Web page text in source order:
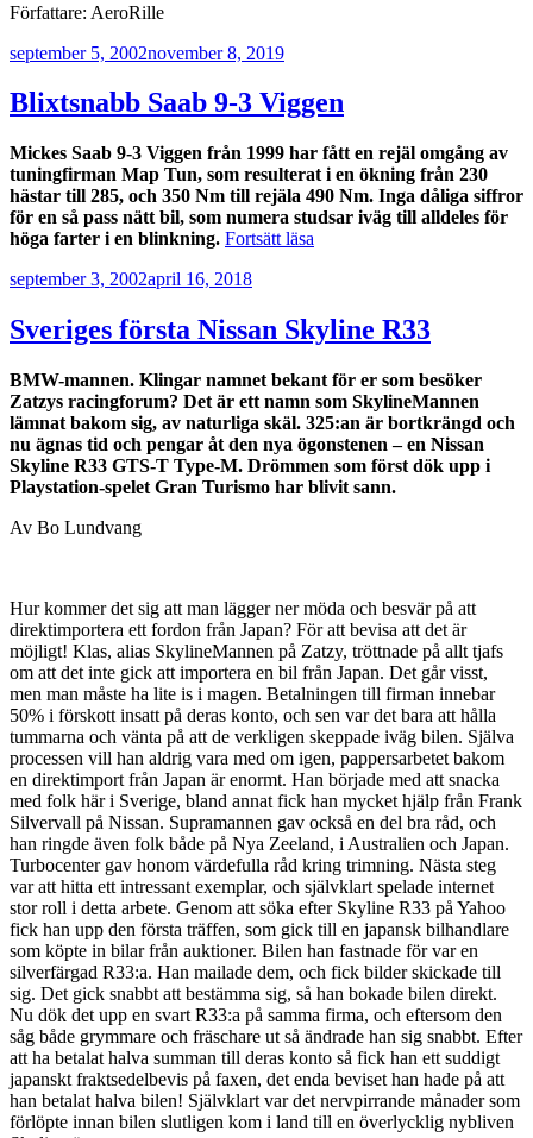
Författare: AeroRille
Publicerat
september 5, 2002november 8, 2019
Blixtsnabb Saab 9-3 Viggen
Mickes Saab 9-3 Viggen från 1999 har fått en rejäl omgång av
tuningfirman Map Tun, som resulterat i en ökning från 230
hästar till 285, och 350 Nm till rejäla 490 Nm. Inga dåliga siffror
för en så pass nätt bil, som numera studsar iväg till alldeles för
höga farter i en blinkning. Fortsätt läsa
Viggen”
Publicerat
september 3, 2002april 16, 2018
Sveriges första Nissan Skyline R33
BMW-mannen. Klingar namnet bekant för er som besöker
Zatzys racingforum? Det är ett namn som SkylineMannen
lämnat bakom sig, av naturliga skäl. 325:an är bortkrängd och
nu ägnas tid och pengar åt den nya ögonstenen – en Nissan
Skyline R33 GTS-T Type-M. Drömmen som först dök upp i
Playstation-spelet Gran Turismo har blivit sann.
Av Bo Lundvang
Hur kommer det sig att man lägger ner möda och besvär på att
direktimportera ett fordon från Japan? För att bevisa att det är
möjligt! Klas, alias SkylineMannen på Zatzy, tröttnade på allt tjafs
om att det inte gick att importera en bil från Japan. Det går visst,
men man måste ha lite is i magen. Betalningen till firman innebar
50% i förskott insatt på deras konto, och sen var det bara att hålla
tummarna och vänta på att de verkligen skeppade iväg bilen. Själva
processen vill han aldrig vara med om igen, pappersarbetet bakom
en direktimport från Japan är enormt. Han började med att snacka
med folk här i Sverige, bland annat fick han mycket hjälp från Frank
Silvervall på Nissan. Supramannen gav också en del bra råd, och
han ringde även folk både på Nya Zeeland, i Australien och Japan.
Turbocenter gav honom värdefulla råd kring trimning. Nästa steg
var att hitta ett intressant exemplar, och självklart spelade internet
stor roll i detta arbete. Genom att söka efter Skyline R33 på Yahoo
fick han upp den första träffen, som gick till en japansk bilhandlare
som köpte in bilar från auktioner. Bilen han fastnade för var en
silverfärgad R33:a. Han mailade dem, och fick bilder skickade till
sig. Det gick snabbt att bestämma sig, så han bokade bilen direkt.
Nu dök det upp en svart R33:a på samma firma, och eftersom den
såg både grymmare och fräschare ut så ändrade han sig snabbt. Efter
att ha betalat halva summan till deras konto så fick han ett suddigt
japanskt fraktsedelbevis på faxen, det enda beviset han hade på att
han betalat halva bilen! Självklart var det nervpirrande månader som
förlöpte innan bilen slutligen kom i land till en överlycklig nybliven